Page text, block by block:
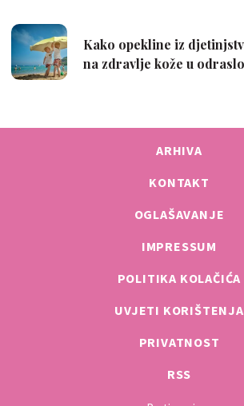
ARHIVA
KONTAKT
OGLAŠAVANJE
IMPRESSUM
POLITIKA KOLAČIĆA
UVJETI KORIŠTENJA
PRIVATNOST
RSS